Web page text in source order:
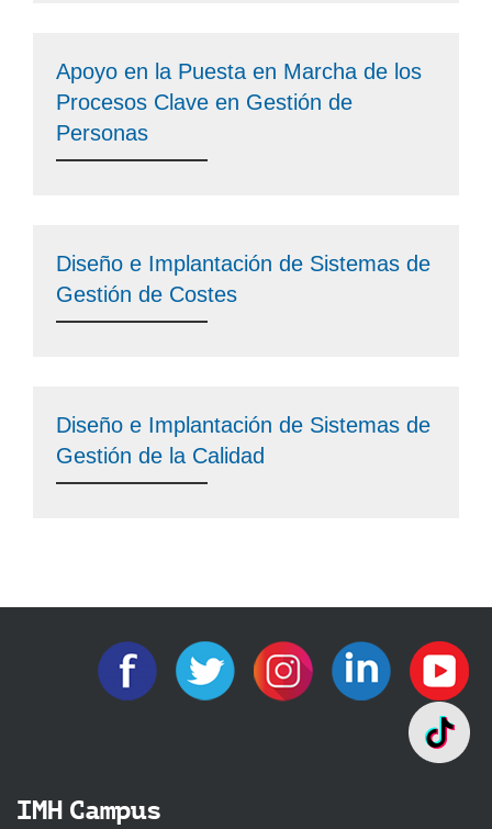
Apoyo en la Puesta en Marcha de los
Procesos Clave en Gestión de
Personas
Diseño e Implantación de Sistemas de
Gestión de Costes
Diseño e Implantación de Sistemas de
Gestión de la Calidad
IMH Campus